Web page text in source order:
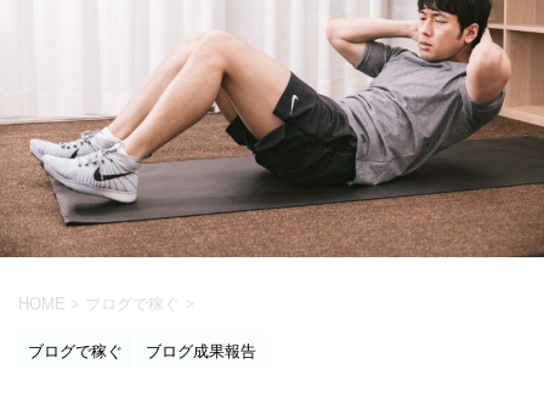
HOME > ブログで稼ぐ >
ブログで稼ぐ ブログ成果報告